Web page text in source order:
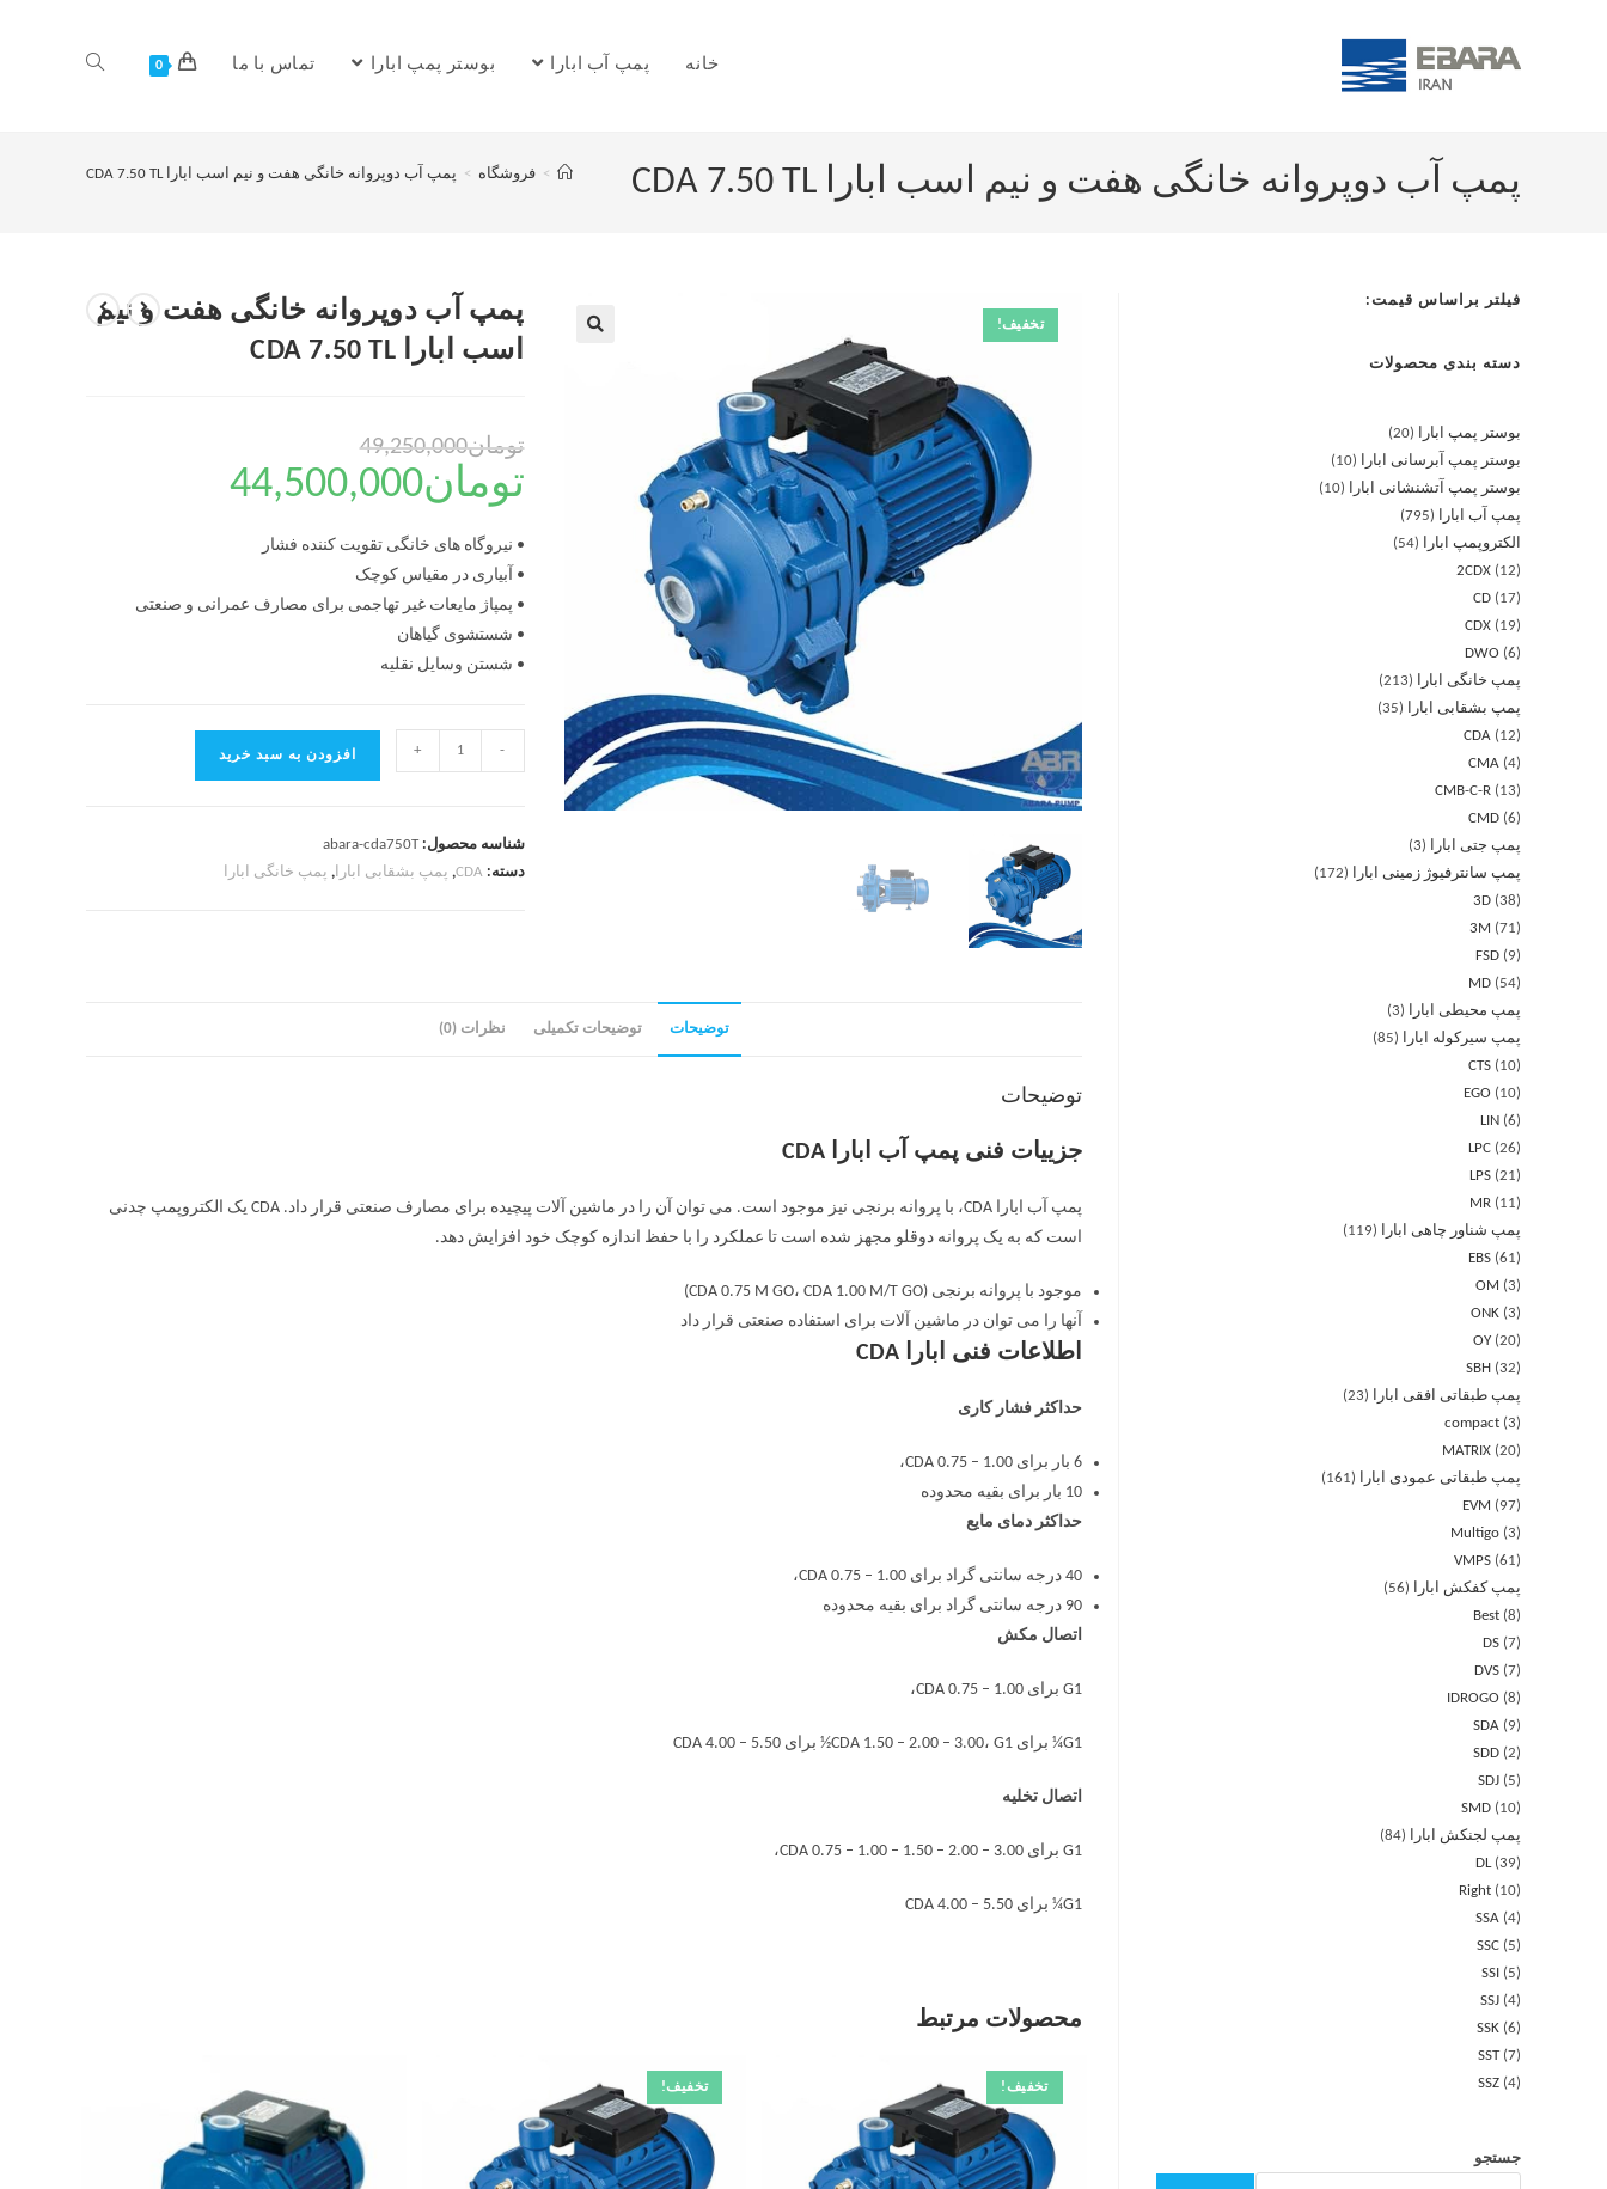
خانه پمپ آب ابارا بوستر پمپ ابارا تماس با ما 0
پمپ آب دوپروانه خانگی هفت و نیم اسب ابارا CDA 7.50 TL > فروشگاه > پمپ آب دوپروانه خانگی هفت و نیم اسب ابارا CDA 7.50 TL
تخفیف!
پمپ آب دوپروانه خانگی هفت و نیم
اسب ابارا CDA 7.50 TL
تومان49,250,000
تومان44,500,000
• نیروگاه های خانگی تقویت کننده فشار
• آبیاری در مقیاس کوچک
• پمپاژ مایعات غیر تهاجمی برای مصارف عمرانی و صنعتی
• شستشوی گیاهان
• شستن وسایل نقلیه
-
+ افزودن به سبد خرید
شناسه محصول:abara-cda750T
دسته:CDA
, پمپ بشقابی ابارا, پمپ خانگی ابارا
توضیحات توضیحات تکمیلی نظرات (0)
توضیحات
جزییات فنی پمپ آب ابارا CDA
پمپ آب ابارا CDA، با پروانه برنجی نیز موجود است. می توان آن را در ماشین آلات پیچیده برای مصارف صنعتی قرار داد. CDA یک الکتروپمپ چدنی
است که به یک پروانه دوقلو مجهز شده است تا عملکرد را با حفظ اندازه کوچک خود افزایش دهد.
موجود با پروانه برنجی (CDA 0.75 M GO، CDA 1.00 M/T GO)
آنها را می توان در ماشین آلات برای استفاده صنعتی قرار داد
اطلاعات فنی ابارا CDA
حداکثر فشار کاری
6 بار برای CDA 0.75 – 1.00،
10 بار برای بقیه محدوده
حداکثر دمای مایع
40 درجه سانتی گراد برای CDA 0.75 – 1.00،
90 درجه سانتی گراد برای بقیه محدوده
اتصال مکش
G1 برای CDA 0.75 – 1.00،
G1¼ برای CDA 1.50 – 2.00 – 3.00، G1½ برای CDA 4.00 – 5.50
اتصال تخلیه
G1 برای CDA 0.75 – 1.00 – 1.50 – 2.00 – 3.00،
G1¼ برای CDA 4.00 – 5.50
محصولات مرتبط
تخفیف! تخفیف!
فیلتر براساس قیمت:
دسته بندی محصولات
بوستر پمپ ابارا
20
بوستر پمپ آبرسانی ابارا
10
بوستر پمپ آتشنشانی ابارا
10
پمپ آب ابارا
795
الکتروپمپ ابارا
54
2CDX
12
CD
17
CDX
19
DWO
6
پمپ خانگی ابارا
213
پمپ بشقابی ابارا
35
CDA
12
CMA 4
CMB-C-R
13
CMD 6
پمپ جتی ابارا
3
پمپ سانترفیوژ زمینی ابارا
172
3D 38
3M
71
FSD
9
MD
54
پمپ محیطی ابارا
3
پمپ سیرکوله ابارا
85
CTS
10
EGO
10
LIN 6
LPC 26
LPS 21
MR
11
پمپ شناور چاهی ابارا
119
EBS 61
OM
3
ONK 3
OY 20
SBH 32
پمپ طبقاتی افقی ابارا
23
compact 3
MATRIX 20
پمپ طبقاتی عمودی ابارا
161
EVM
97
Multigo 3
VMPS 61
پمپ کفکش ابارا
56
Best 8
DS 7
DVS 7
IDROGO
8
SDA
9
SDD 2
SDJ
5
SMD
10
پمپ لجنکش ابارا
84
DL 39
Right
10
SSA 4
SSC
5
SSI
5
SSJ 4
SSK 6
SST 7
SSZ 4
جستجو